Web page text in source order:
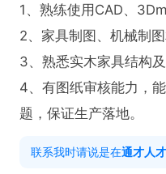
1、熟练使用CAD、
2、家具制图、机械制
3、熟悉实木家具结构
4、有图纸审核能力，
题，保证生产落地。
联系我时请说是在通才人